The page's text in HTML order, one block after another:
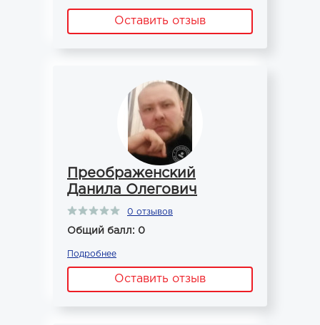
Оставить отзыв
Преображенский
Данила Олегович
0 отзывов
Общий балл: 0
Подробнее
Оставить отзыв